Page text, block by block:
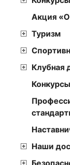
Акция
Туризм
Клубная
Наши